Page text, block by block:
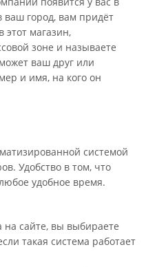
ваш город, вам придёт
этот магазин,
зоне и называете
ваш друг или
и имя, на кого он
системой
Удобство в том, что
удобное время.
сайте, вы выбираете
такая система работает